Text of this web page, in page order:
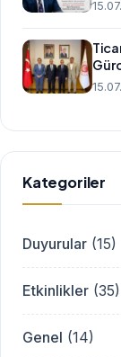
Kategoriler
Duyurular (15)
Etkinlikler (35)
Genel (14)